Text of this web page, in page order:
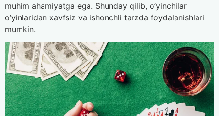
muhim ahamiyatga ega. Shunday qilib, o’yinchilar
o’yinlaridan xavfsiz va ishonchli tarzda foydalanishlari
mumkin.